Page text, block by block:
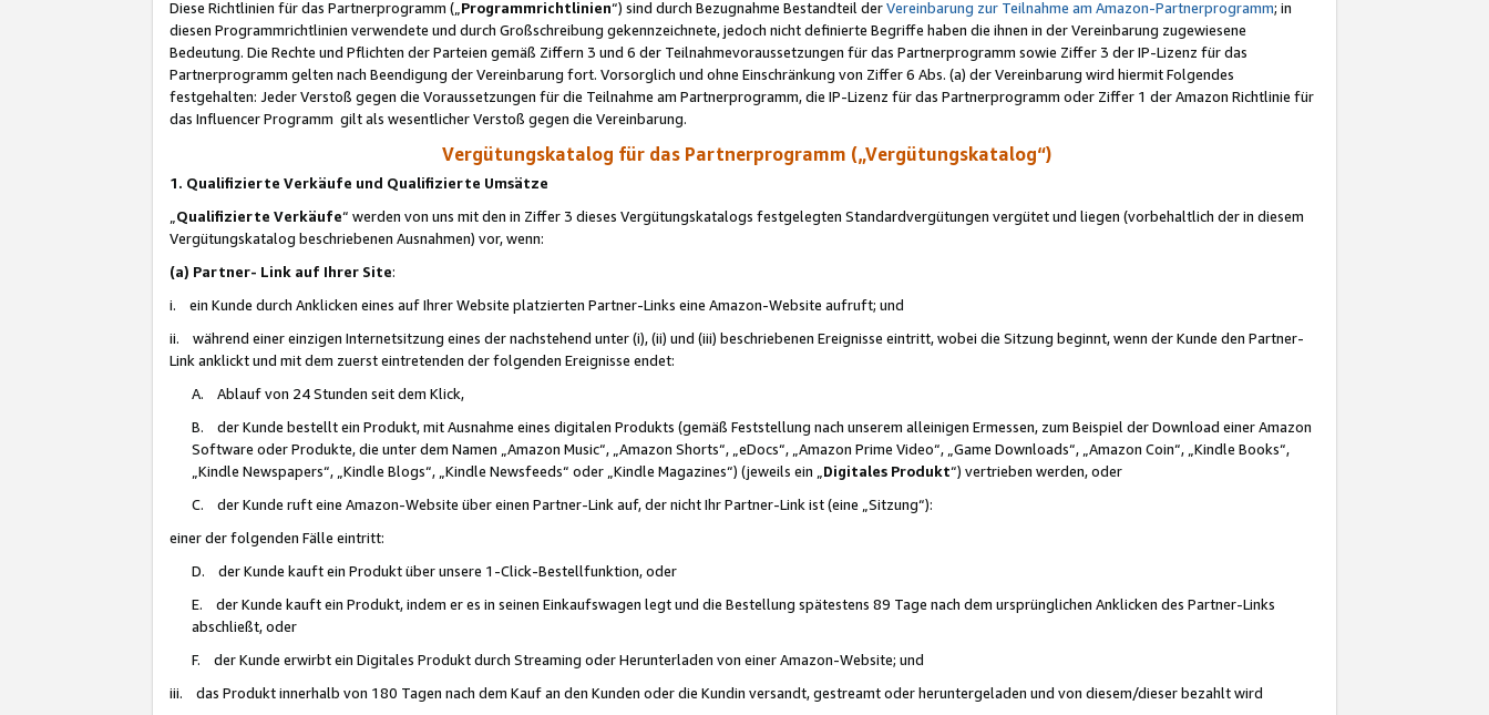
Diese Richtlinien für das Partnerprogramm („Programmrichtlinien“) sind durch Bezugnahme Bestandteil derVereinbarung zur Teilnahme am Amazon-Partnerprogramm; in
diesen Programmrichtlinien verwendete und durch Großschreibung gekennzeichnete, jedoch nicht definierte Begriffe haben die ihnen in der Vereinbarung zugewiesene
Bedeutung. Die Rechte und Pflichten der Parteien gemäß Ziffern 3 und 6 der Teilnahmevoraussetzungen für das Partnerprogramm sowie Ziffer 3 der IP-Lizenz für das
Partnerprogramm gelten nach Beendigung der Vereinbarung fort. Vorsorglich und ohne Einschränkung von Ziffer 6 Abs. (a) der Vereinbarung wird hiermit Folgendes
festgehalten: Jeder Verstoß gegen die Voraussetzungen für die Teilnahme am Partnerprogramm, die IP-Lizenz für das Partnerprogramm oder Ziffer 1 der Amazon Richtlinie für
das Influencer Programm gilt als wesentlicher Verstoß gegen die Vereinbarung.
Vergütungskatalog für das Partnerprogramm („Vergütungskatalog“)
1. Qualifizierte Verkäufe und Qualifizierte Umsätze
Qualifizierte Verkäufe“ werden von uns mit den in Ziffer 3 dieses Vergütungskatalogs festgelegten Standardvergütungen vergütet und liegen (vorbehaltlich der in diesem
Vergütungskatalog beschriebenen Ausnahmen) vor, wenn:
(a) Partner- Link auf Ihrer Site:
i. ein Kunde durch Anklicken eines auf Ihrer Website platzierten Partner-Links eine Amazon-Website aufruft; und
ii. während einer einzigen Internetsitzung eines der nachstehend unter (i), (ii) und (iii) beschriebenen Ereignisse eintritt, wobei die Sitzung beginnt, wenn der Kunde den Partner-
Link anklickt und mit dem zuerst eintretenden der folgenden Ereignisse endet:
A. Ablauf von 24 Stunden seit dem Klick,
B. der Kunde bestellt ein Produkt, mit Ausnahme eines digitalen Produkts (gemäß Feststellung nach unserem alleinigen Ermessen, zum Beispiel der Download einer Amazon
Software oder Produkte, die unter dem Namen „Amazon Music“, „Amazon Shorts“, „eDocs“, „Amazon Prime Video“, „Game Downloads“, „Amazon Coin“, „Kindle Books“,
„Kindle Newspapers“, „Kindle Blogs“, „Kindle Newsfeeds“ oder „Kindle Magazines“) (jeweils ein „ Digitales Produkt“) vertrieben werden, oder
C. der Kunde ruft eine Amazon-Website über einen Partner-Link auf, der nicht Ihr Partner-Link ist (eine „Sitzung“):
einer der folgenden Fälle eintritt:
D. der Kunde kauft ein Produkt über unsere 1-Click-Bestellfunktion, oder
E. der Kunde kauft ein Produkt, indem er es in seinen Einkaufswagen legt und die Bestellung spätestens 89 Tage nach dem ursprünglichen Anklicken des Partner-Links
abschließt, oder
F. der Kunde erwirbt ein Digitales Produkt durch Streaming oder Herunterladen von einer Amazon-Website; und
iii. das Produkt innerhalb von 180 Tagen nach dem Kauf an den Kunden oder die Kundin versandt, gestreamt oder heruntergeladen und von diesem/dieser bezahlt wird